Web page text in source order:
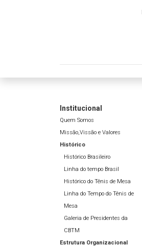
Institucional
Quem Somos
Missão,Vissão e Valores
Histórico
Histórico Brasileiro
Linha do tempo Brasil
Histórico do Tênis de Mesa
Linha do Tempo do Tênis de
Mesa
Galeria de Presidentes da
CBTM
Estrutura Organizacional